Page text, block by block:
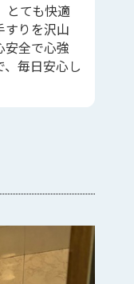
とても快適
すりを沢山
安全で心強
、毎日安心し